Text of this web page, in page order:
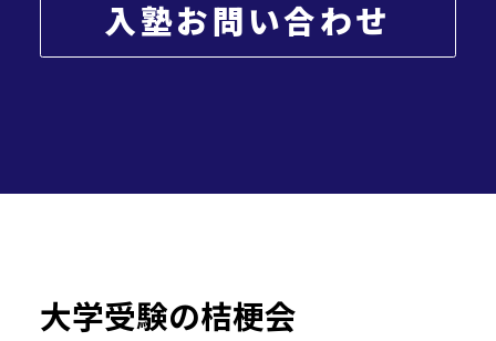
入塾お問い合わせ
大学受験の桔梗会